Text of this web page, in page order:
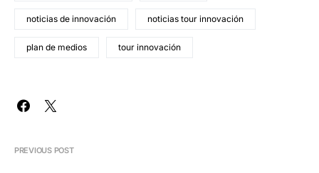
noticias de innovación noticias tour innovación
plan de medios tour innovación
PREVIOUS POST